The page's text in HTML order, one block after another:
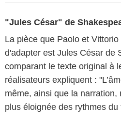
"Jules César" de
La pièce que Paolo et
d'adapter est Jules César de
comparant le texte original à
réalisateurs expliquent :
même, ainsi que la narration,
plus éloignée des rythmes du